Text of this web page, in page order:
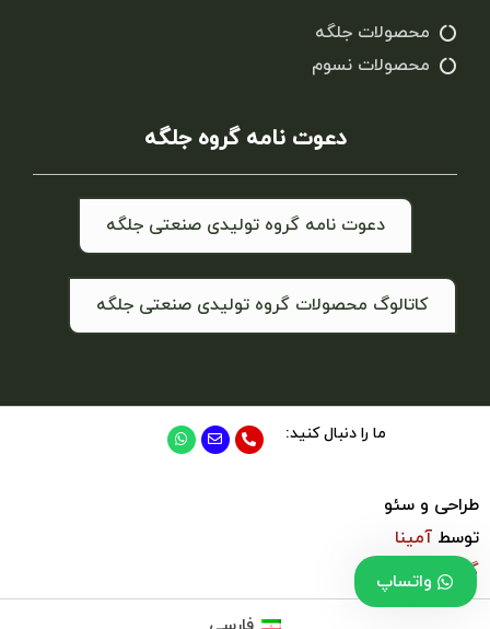
محصولات جلگه
محصولات نسوم
دعوت نامه گروه جلگه
دعوت نامه گروه تولیدی صنعتی جلگه
کاتالوگ محصولات گروه تولیدی صنعتی جلگه
ما را دنبال کنید:
طراحی و سئو
توسط آمینا
گروپ واتساپ